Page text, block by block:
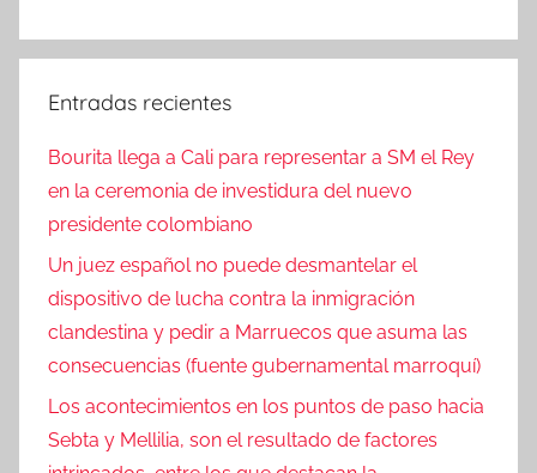
Entradas recientes
Bourita llega a Cali para representar a SM el Rey
en la ceremonia de investidura del nuevo
presidente colombiano
Un juez español no puede desmantelar el
dispositivo de lucha contra la inmigración
clandestina y pedir a Marruecos que asuma las
consecuencias (fuente gubernamental marroquí)
Los acontecimientos en los puntos de paso hacia
Sebta y Mellilia, son el resultado de factores